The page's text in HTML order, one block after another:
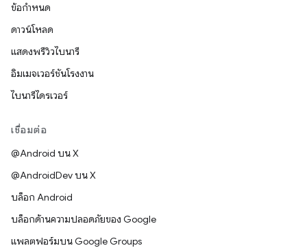
ข้อกำหนด
ดาวน์โหลด
แสดงพรีวิวไบนารี
อิมเมจเวอร์ชันโรงงาน
ไบนารีไดรเวอร์
เชื่อมต่อ
@Android บน X
@AndroidDev บน X
บล็อก Android
บล็อกด้านความปลอดภัยของ Google
แพลตฟอร์มบน Google Groups